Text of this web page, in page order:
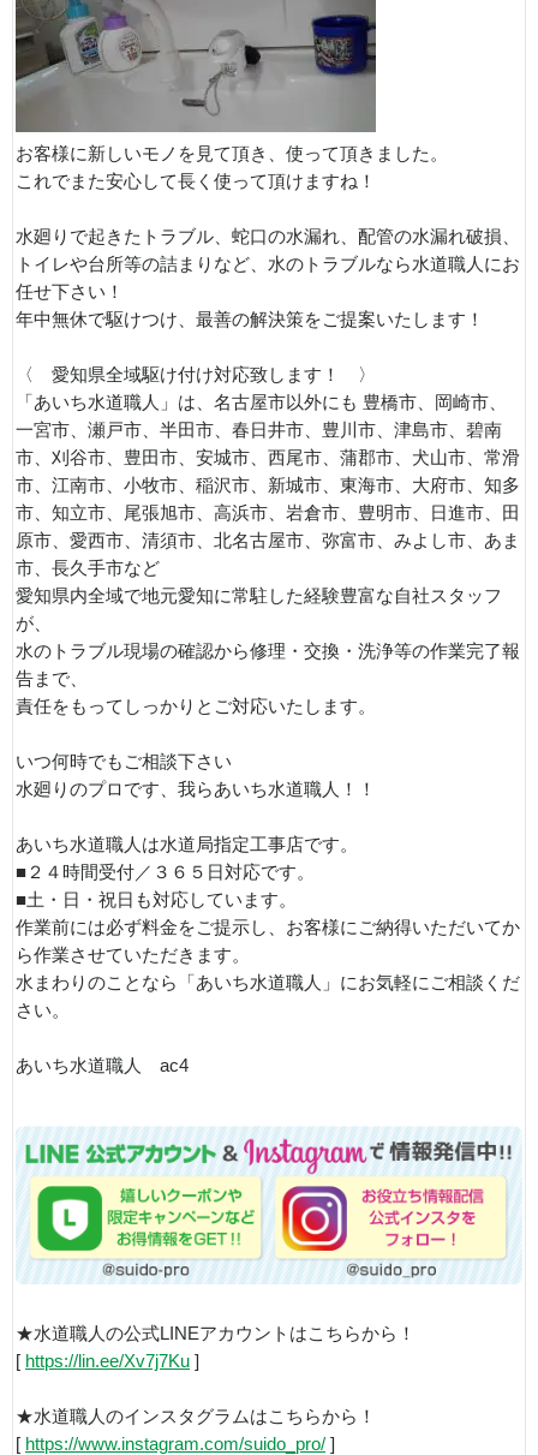
お客様に新しいモノを見て頂き、使って頂きました。
これでまた安心して長く使って頂けますね！
水廻りで起きたトラブル、蛇口の水漏れ、配管の水漏れ破損、
トイレや台所等の詰まりなど、水のトラブルなら水道職人にお
任せ下さい！
年中無休で駆けつけ、最善の解決策をご提案いたします！
〈 愛知県全域駆け付け対応致します！ 〉
「あいち水道職人」は、名古屋市以外にも 豊橋市、岡崎市、
一宮市、瀬戸市、半田市、春日井市、豊川市、津島市、碧南
市、刈谷市、豊田市、安城市、西尾市、蒲郡市、犬山市、常滑
市、江南市、小牧市、稲沢市、新城市、東海市、大府市、知多
市、知立市、尾張旭市、高浜市、岩倉市、豊明市、日進市、田
原市、愛西市、清須市、北名古屋市、弥富市、みよし市、あま
市、長久手市など
愛知県内全域で地元愛知に常駐した経験豊富な自社スタッフ
が、
水のトラブル現場の確認から修理・交換・洗浄等の作業完了報
告まで、
責任をもってしっかりとご対応いたします。
いつ何時でもご相談下さい
水廻りのプロです、我らあいち水道職人！！
あいち水道職人は水道局指定工事店です。
■２４時間受付／３６５日対応です。
■土・日・祝日も対応しています。
作業前には必ず料金をご提示し、お客様にご納得いただいてか
ら作業させていただきます。
水まわりのことなら「あいち水道職人」にお気軽にご相談くだ
さい。
あいち水道職人 ac4
★水道職人の公式LINEアカウントはこちらから！
[ https://lin.ee/Xv7j7Ku ]
★水道職人のインスタグラムはこちらから！
[ https://www.instagram.com/suido_pro/ ]